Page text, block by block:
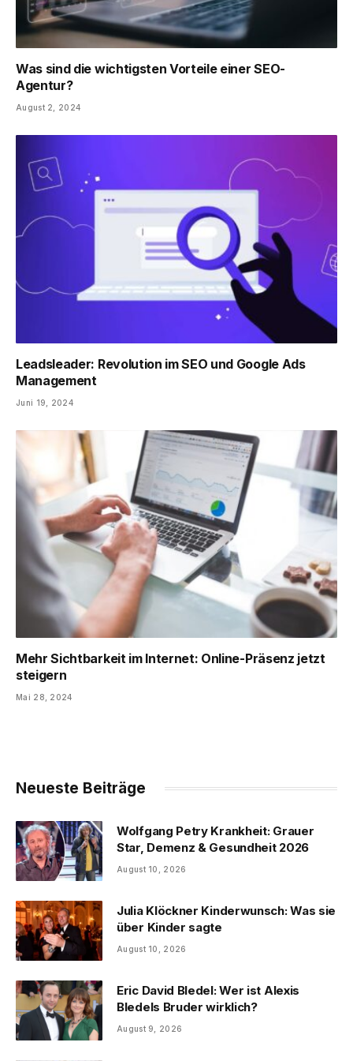
Was sind die wichtigsten Vorteile einer SEO-
Agentur?
August 2, 2024
Leadsleader: Revolution im SEO und Google Ads
Management
Juni 19, 2024
Mehr Sichtbarkeit im Internet: Online-Präsenz jetzt
steigern
Mai 28, 2024
Neueste Beiträge
Wolfgang Petry Krankheit: Grauer
Star, Demenz & Gesundheit 2026
August 10, 2026
Julia Klöckner Kinderwunsch: Was sie
über Kinder sagte
August 10, 2026
Eric David Bledel: Wer ist Alexis
Bledels Bruder wirklich?
August 9, 2026